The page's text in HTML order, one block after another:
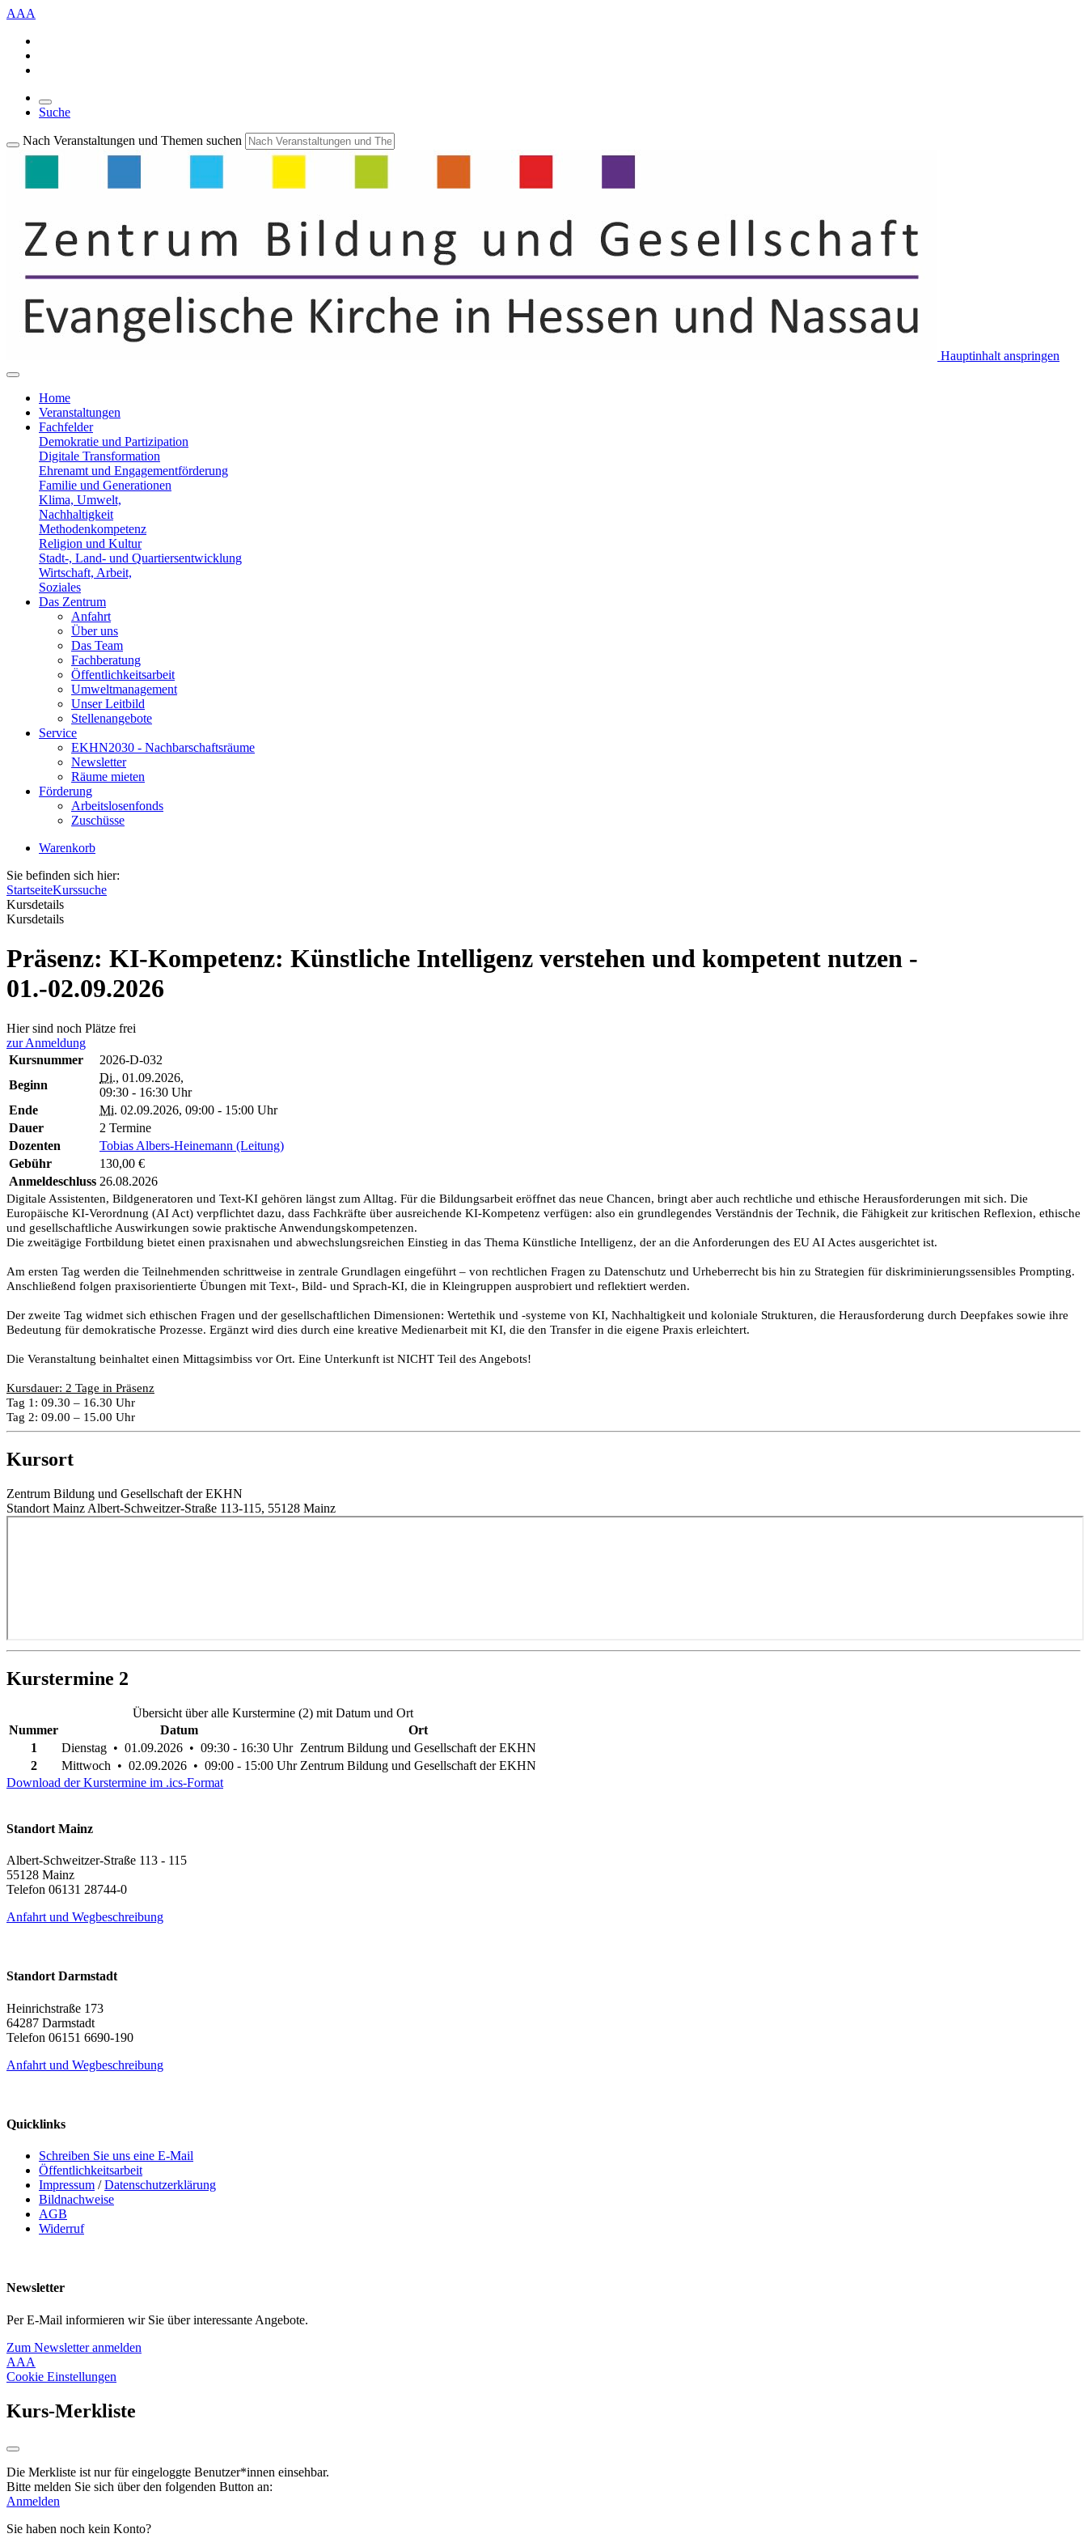
AAA
Suche
Nach Veranstaltungen und Themen suchen
Hauptinhalt anspringen
Home
Veranstaltungen
Fachfelder
Demokratie und Partizipation
Digitale Transformation
Ehrenamt und Engagementförderung
Familie und Generationen
Klima, Umwelt,
Nachhaltigkeit
Methodenkompetenz
Religion und Kultur
Stadt-, Land- und Quartiersentwicklung
Wirtschaft, Arbeit,
Soziales
Das Zentrum
Anfahrt
Über uns
Das Team
Fachberatung
Öffentlichkeitsarbeit
Umweltmanagement
Unser Leitbild
Stellenangebote
Service
EKHN2030 - Nachbarschaftsräume
Newsletter
Räume mieten
Förderung
Arbeitslosenfonds
Zuschüsse
Warenkorb
Sie befinden sich hier:
StartseiteKurssuche
Kursdetails
Kursdetails
Präsenz: KI-Kompetenz: Künstliche Intelligenz verstehen und kompetent nutzen -
01.-02.09.2026
Hier sind noch Plätze frei
zur Anmeldung
Kursnummer
2026-D-032
Beginn
Di., 01.09.2026,
09:30 - 16:30 Uhr
Ende
Mi. 02.09.2026, 09:00 - 15:00 Uhr
Dauer
2 Termine
Dozenten
Tobias Albers-Heinemann (Leitung)
Gebühr
130,00 €
Anmeldeschluss 26.08.2026
Digitale Assistenten, Bildgeneratoren und Text-KI gehören längst zum Alltag. Für die Bildungsarbeit eröffnet das neue Chancen, bringt aber auch rechtliche und ethische Herausforderungen mit sich. Die
Europäische KI-Verordnung (AI Act) verpflichtet dazu, dass Fachkräfte über ausreichende KI-Kompetenz verfügen: also ein grundlegendes Verständnis der Technik, die Fähigkeit zur kritischen Reflexion, ethische
und gesellschaftliche Auswirkungen sowie praktische Anwendungskompetenzen.
Die zweitägige Fortbildung bietet einen praxisnahen und abwechslungsreichen Einstieg in das Thema Künstliche Intelligenz, der an die Anforderungen des EU AI Actes ausgerichtet ist.
Am ersten Tag werden die Teilnehmenden schrittweise in zentrale Grundlagen eingeführt – von rechtlichen Fragen zu Datenschutz und Urheberrecht bis hin zu Strategien für diskriminierungssensibles Prompting.
Anschließend folgen praxisorientierte Übungen mit Text-, Bild- und Sprach-KI, die in Kleingruppen ausprobiert und reflektiert werden.
Der zweite Tag widmet sich ethischen Fragen und der gesellschaftlichen Dimensionen: Wertethik und -systeme von KI, Nachhaltigkeit und koloniale Strukturen, die Herausforderung durch Deepfakes sowie ihre
Bedeutung für demokratische Prozesse. Ergänzt wird dies durch eine kreative Medienarbeit mit KI, die den Transfer in die eigene Praxis erleichtert.
Die Veranstaltung beinhaltet einen Mittagsimbiss vor Ort. Eine Unterkunft ist NICHT Teil des Angebots!
Kursdauer: 2 Tage in Präsenz
Tag 1: 09.30 – 16.30 Uhr
Tag 2: 09.00 – 15.00 Uhr
Kursort
Zentrum Bildung und Gesellschaft der EKHN
Standort Mainz Albert-Schweitzer-Straße 113-115, 55128 Mainz
Kurstermine 2
Übersicht über alle Kurstermine (2) mit Datum und Ort
Nummer
Datum
Ort
1
Dienstag • 01.09.2026 • 09:30 - 16:30 Uhr Zentrum Bildung und Gesellschaft der EKHN
2
Mittwoch • 02.09.2026 • 09:00 - 15:00 Uhr Zentrum Bildung und Gesellschaft der EKHN
Download der Kurstermine im .ics-Format
Standort Mainz
Albert-Schweitzer-Straße 113 - 115
55128 Mainz
Telefon 06131 28744-0
Anfahrt und Wegbeschreibung
Standort Darmstadt
Heinrichstraße 173
64287 Darmstadt
Telefon 06151 6690-190
Anfahrt und Wegbeschreibung
Quicklinks
Schreiben Sie uns eine E-Mail
Öffentlichkeitsarbeit
Impressum /Datenschutzerklärung
Bildnachweise
AGB
Widerruf
Newsletter
Per E-Mail informieren wir Sie über interessante Angebote.
Zum Newsletter anmelden
AAA
Cookie Einstellungen
Kurs-Merkliste
Die Merkliste ist nur für eingeloggte Benutzer*innen einsehbar.
Bitte melden Sie sich über den folgenden Button an:
Anmelden
Sie haben noch kein Konto?